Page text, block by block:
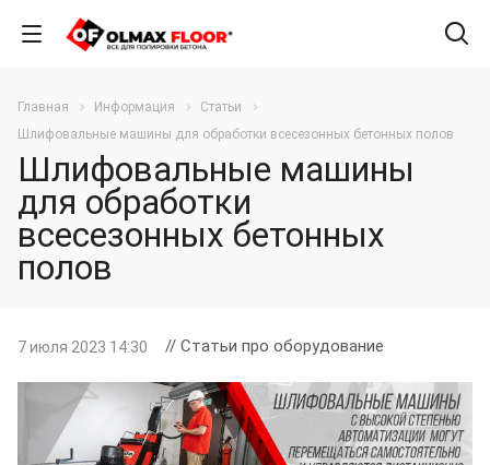
Главная Информация
Статьи
Шлифовальные машины для обработки всесезонных бетонных полов
Шлифовальные машины
для обработки
всесезонных бетонных
полов
7 июля 2023 14:30 // Статьи про оборудование